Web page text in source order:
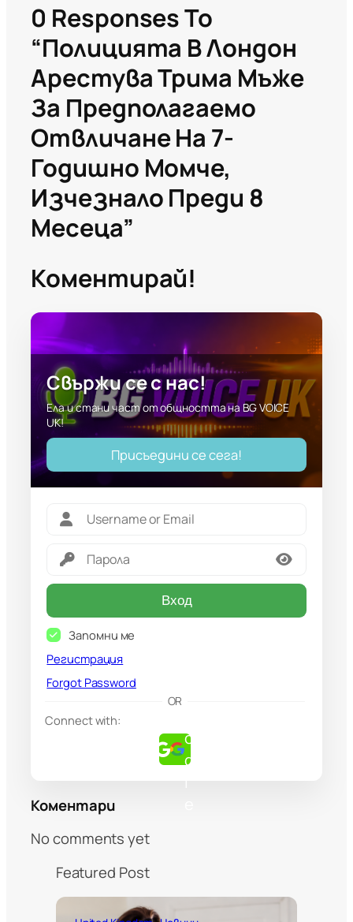
0 Responses To
“Полицията В Лондон
Арестува Трима Мъже
За Предполагаемо
Отвличане На 7-
Годишно Момче,
Изчезнало Преди 8
Месеца”
Коментирай!
Свържи се с нас!
Ела и стани част от общността на BG VOICE
UK!
Присъедини се сега!
Вход
Запомни ме
Регистрация
Forgot Password
OR
Connect with:
o
g
Коментари
No comments yet
Featured Post